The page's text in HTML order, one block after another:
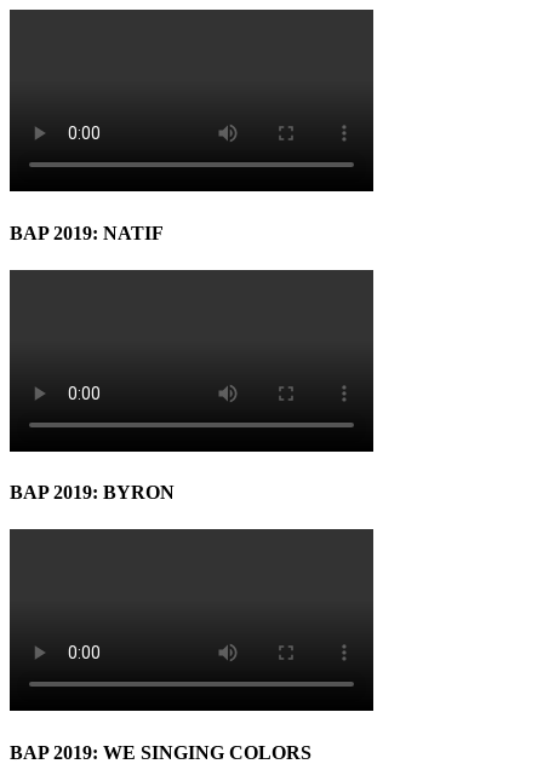
BAP 2019: NATIF
BAP 2019: BYRON
BAP 2019: WE SINGING COLORS